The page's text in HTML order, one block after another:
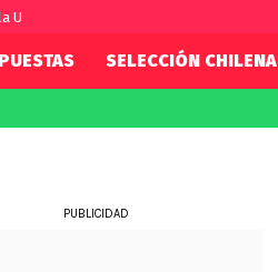
U
SELECCIÓN CHILENA
PUBLICIDAD